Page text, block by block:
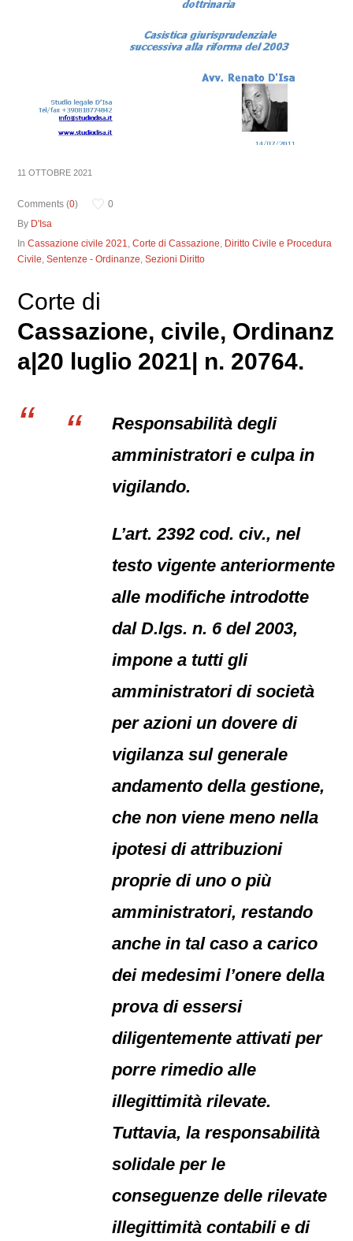
11 OTTOBRE 2021
Comments (0)
0
By D'Isa
InCassazione civile 2021,Corte di Cassazione, Diritto Civile e Procedura
Civile,Sentenze - Ordinanze,Sezioni Diritto
Corte di
Cassazione, civile, Ordinanz
a|20 luglio 2021| n. 20764.
Responsabilità degli
amministratori e culpa in
vigilando.
L’art. 2392 cod. civ., nel
testo vigente anteriormente
alle modifiche introdotte
dal D.lgs. n. 6 del 2003,
impone a tutti gli
amministratori di società
per azioni un dovere di
vigilanza sul generale
andamento della gestione,
che non viene meno nella
ipotesi di attribuzioni
proprie di uno o più
amministratori, restando
anche in tal caso a carico
dei medesimi l’onere della
prova di essersi
diligentemente attivati per
porre rimedio alle
illegittimità rilevate.
Tuttavia, la responsabilità
solidale per le
conseguenze delle rilevate
illegittimità contabili e di